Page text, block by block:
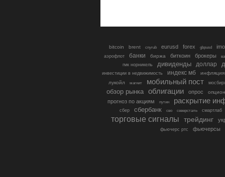
bitcoin brent cnyrub eurusd forex gbpusd
аэрофлот банки биржа биткоин брокеры
гмк норникель
дивиденды доллар
инвестиции в недвижимость индекс мб
инфляция
лукойл
магнит мобильный пост
обзор рынка облигации опрос
прогноз по акциям путин раскрытие
сбер сбербанк сво северсталь смартлаб
торговые сигналы трейдинг
фьючерс ртс фьючерсы